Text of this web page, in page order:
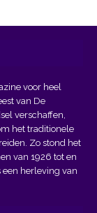
voor heel
van De
verschaffen,
het traditionele
Zo stond het
van 1926 tot en
een herleving van